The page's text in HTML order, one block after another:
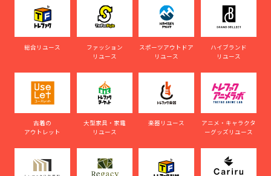
総合リユース
ファッション
リユース
スポーツアウトドア
リユース
ハイブランド
リユース
古着の
アウトレット
大型家具・家電
リユース
楽器リユース
アニメ・キャラクタ
ーグッズリユース